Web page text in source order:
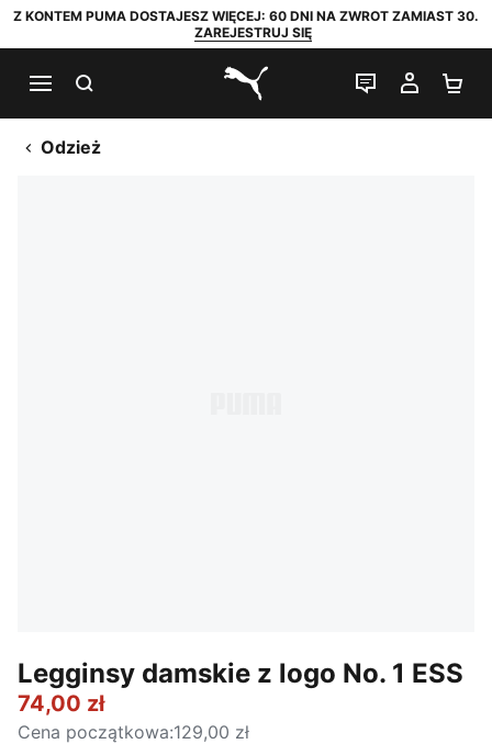
Z KONTEM PUMA DOSTAJESZ WIĘCEJ: 60 DNI NA ZWROT ZAMIAST 30.
ZAREJESTRUJ SIĘ
PUMA.com
CZAT NA
MOJE
Odzież
Legginsy damskie z logo No. 1 ESS
74,00 zł
Cena początkowa:129,00 zł